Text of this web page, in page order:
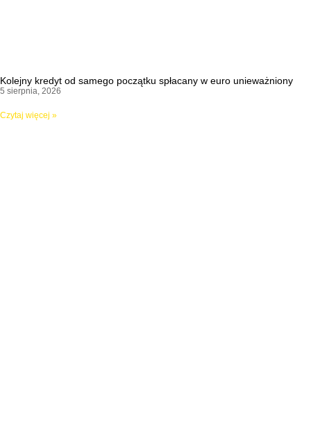
Kolejny kredyt od samego początku spłacany w euro unieważniony
5 sierpnia, 2026
Czytaj więcej »